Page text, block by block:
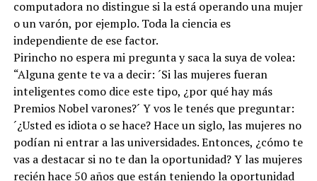
computadora no distingue si la está operando una mujer
o un varón, por ejemplo. Toda la ciencia es
independiente de ese factor.
Pirincho no espera mi pregunta y saca la suya de volea:
“Alguna gente te va a decir: ´Si las mujeres fueran
inteligentes como dice este tipo, ¿por qué hay más
Premios Nobel varones?´ Y vos le tenés que preguntar:
´¿Usted es idiota o se hace? Hace un siglo, las mujeres no
podían ni entrar a las universidades. Entonces, ¿cómo te
vas a destacar si no te dan la oportunidad? Y las mujeres
recién hace 50 años que están teniendo la oportunidad